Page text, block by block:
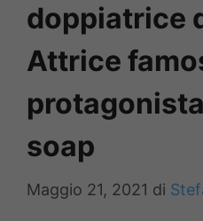
doppiatrice
Attrice
soap
Maggio 21, 2021 di